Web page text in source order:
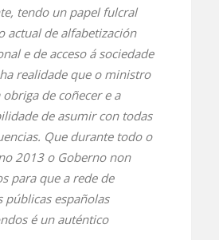
tendo un papel fulcral
actual de alfabetización
e de acceso á sociedade
realidade que o ministro
obriga de coñecer e a
de asumir con todas
Que durante todo o
2013 o Goberno non
para que a rede de
públicas españolas
é un auténtico